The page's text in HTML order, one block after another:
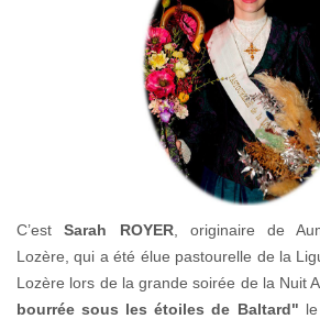
C’estSarah ROYER, originaire de
Lozère, qui a été élue pastourelle de la
Lozère lors de la grande soirée de la Nuit
bourrée sous les étoiles de Baltard" le